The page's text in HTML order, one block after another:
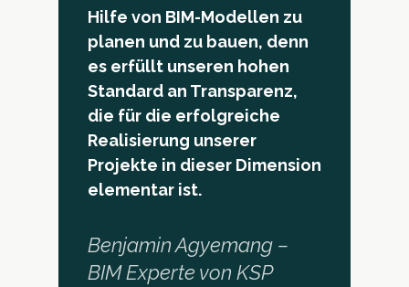
Hilfe von BIM-Modellen zu
planen und zu bauen, denn
es erfüllt unseren hohen
Standard an Transparenz,
die für die erfolgreiche
Realisierung unserer
Projekte in dieser Dimension
elementar ist.
Benjamin Agyemang –
BIM Experte von KSP